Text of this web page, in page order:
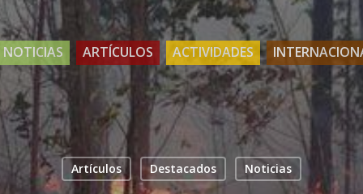
NOTICIAS ARTÍCULOS ACTIVIDADES
Artículos Destacados Noticias